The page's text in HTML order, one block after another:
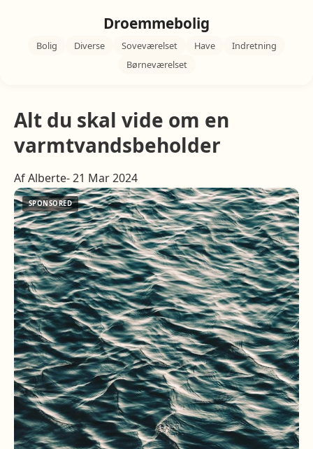
Droemmebolig
Bolig Diverse Soveværelset Have
Indretning
Børneværelset
Alt du skal vide om en
varmtvandsbeholder
Af Alberte- 21 Mar 2024